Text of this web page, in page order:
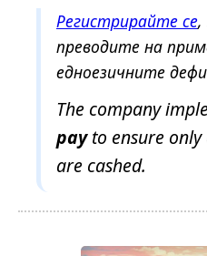
Регистрирайте се,
преводите на
едноезичните
The company
payto ensure only
are cashed.